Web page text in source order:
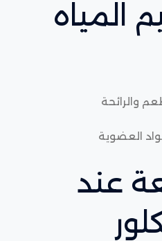
المياه
والرائحة
العضوية
عند